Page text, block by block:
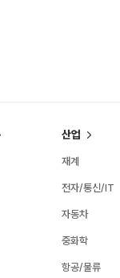
산업
재계
전자/통신/IT
자동차
중화학
항공/물류